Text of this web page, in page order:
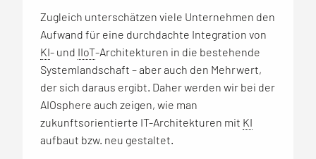
Zugleich unterschätzen viele Unternehmen den
Aufwand für eine durchdachte Integration von
KI- und IIoT-Architekturen in die bestehende
Systemlandschaft – aber auch den Mehrwert,
der sich daraus ergibt. Daher werden wir bei der
AIOsphere auch zeigen, wie man
zukunftsorientierte IT-Architekturen mit KI
aufbaut bzw. neu gestaltet.